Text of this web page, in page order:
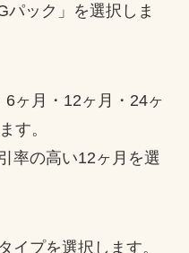
ック」を選択しま
ヶ月・12ヶ月・24ヶ
す。
率の高い12ヶ月を選
プを選択します。